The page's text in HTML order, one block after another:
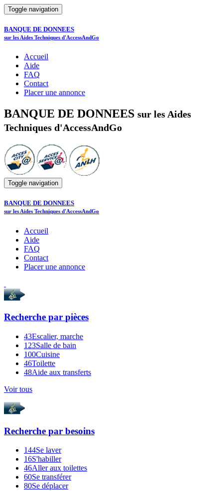
Toggle navigation
BANQUE DE DONNEES
sur les Aides Techniques d'AccessAndGo
Accueil
Aide
FAQ
Contact
Placer une annonce
BANQUE DE DONNEES sur les Aides
Techniques d'AccessAndGo
Toggle navigation
BANQUE DE DONNEES
sur les Aides Techniques d'AccessAndGo
Accueil
Aide
FAQ
Contact
Placer une annonce
Recherche par pièces
43Escalier, marche
123Salle de bain
100Cuisine
46Toilette
48Aide aux transferts
Voir tous
Recherche par besoins
144Se laver
16S'habiller
46Aller aux toilettes
60Se transférer
80Se déplacer